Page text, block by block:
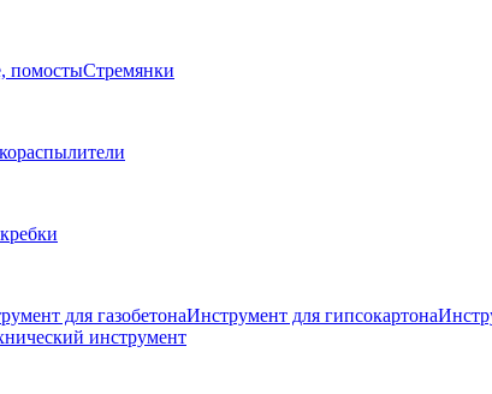
помостыСтремянки
для газобетонаИнструмент для гипсокартона
инструмент